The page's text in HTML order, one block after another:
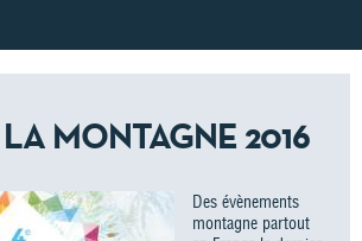
MONTAGNE 2016
Des évènements
montagne partout